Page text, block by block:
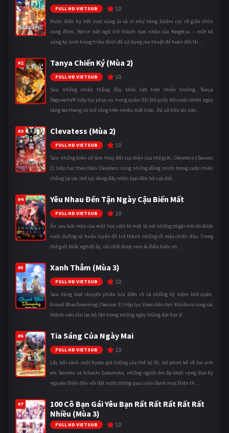
FULL HD VIETSUB 10
Được điện hạ hết mực sủng ái và ví như nàng bướm rực rỡ giữa chốn
cung đình, Reirin bất ngờ trở thành nạn nhân của Keigetsu – một kẻ
sống ký sinh trong triều đình đã sử dụng ma thuật để hoán đổi th ...
#2 Tanya Chiến Ký (Mùa 2)
FULL HD VIETSUB 10
Sau những chiến thắng đầy khốc liệt trên chiến trường, Tanya
Degurechaff tiếp tục phục vụ trong quân đội Đế quốc khi cuộc chiến ngày
càng leo thang và mở rộng trên nhiều mặt trận. Dù sở hữu tài năn ...
#3 Clevatess (Mùa 2)
FULL HD VIETSUB 10
Sau những biến cố làm thay đổi cục diện của thế giới, Clevatess (Season
2) tiếp tục theo chân Clevatess cùng những đồng minh trong cuộc chiến
chống lại các thế lực đang đẩy nhân loại đến bờ vực diệ ...
#4 Yêu Nhau Đến Tận Ngày Cậu Biến Mất
FULL HD VIETSUB 10
Ẩn sau bức màn của một học viện bí mật là nơi những cô gái mồ côi được
nuôi dưỡng và huấn luyện để trở thành những cỗ máy chiến đấu. Trong
thế giới khắc nghiệt ấy, cái chết được xem là điều hiển nh ...
#5 Xanh Thẳm (Mùa 3)
FULL HD VIETSUB 10
Sau hàng loạt chuyến phiêu lưu điên rồ và những kỷ niệm khó quên,
Grand Blue Dreaming (Season 3) tiếp tục theo chân Iori Kitahara cùng các
thành viên câu lạc bộ lặn trong những ngày tháng đại học đ ...
#6 Tia Sáng Của Ngày Mai
FULL HD VIETSUB 10
Lấy bối cảnh một Kyoto giả tưởng của thế kỷ 20, bộ phim kể về hai anh
em Seiroku và Kihachi Sakamoto, những người ôm ấp khát vọng đưa Kỷ
nguyên Điện đến với đất nước thông qua cuốn Danh mục Điện th ...
#7
100 Cô Bạn Gái Yêu Bạn Rất Rất Rất Rất Rất
Nhiều (Mùa 3)
FULL HD VIETSUB 10